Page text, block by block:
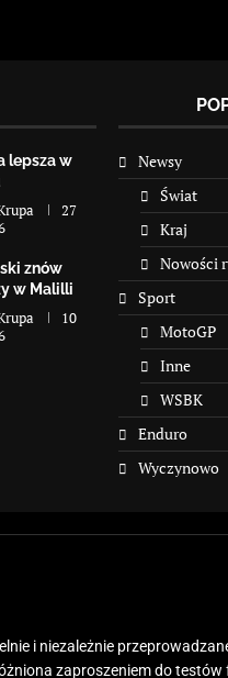
lepsza w
27
znów
w Malilli
10
Newsy
Świat
Kraj
Nowości
Sport
MotoGP
Inne
WSBK
Enduro
Wyczynowo
i niezależnie
zaproszeniem do